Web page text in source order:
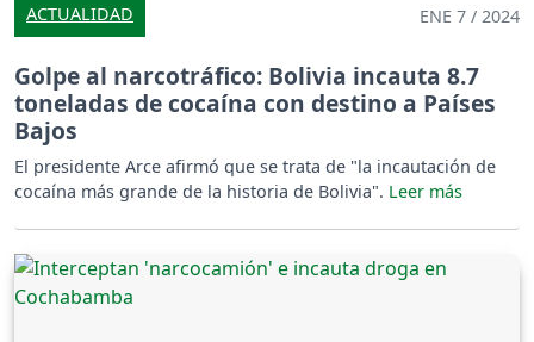
ACTUALIDAD ENE 7 / 2024
Golpe al narcotráfico: Bolivia incauta 8.7
toneladas de cocaína con destino a Países
Bajos
El presidente Arce afirmó que se trata de "la incautación de
cocaína más grande de la historia de Bolivia".